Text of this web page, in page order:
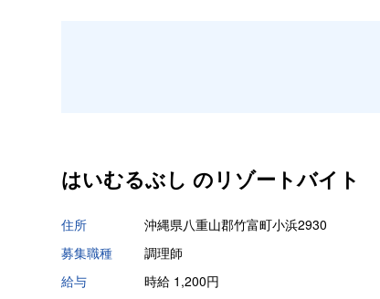
はいむるぶし のリゾートバイト
住所
沖縄県八重山郡竹富町小浜2930
募集職種
調理師
給与
時給 1,200円